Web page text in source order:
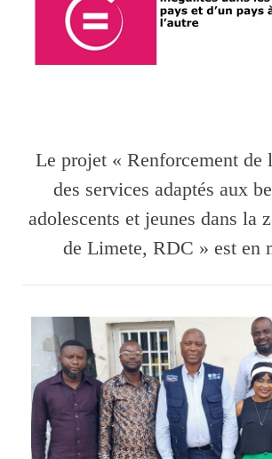
Le projet « Renforcement de
des services adaptés aux
adolescents et jeunes dans la
de Limete, RDC » est en